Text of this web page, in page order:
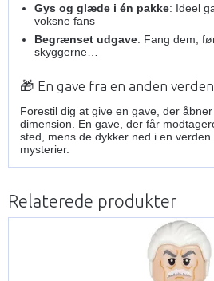
Gys og glæde i én pakke: Ideel
voksne fans
Begrænset udgave: Fang dem,
skyggerne…
🎁 En gave fra en anden verden
Forestil dig at give en gave, der
dimension. En gave, der får
sted, mens de dykker ned i en
mysterier.
Relaterede produkter